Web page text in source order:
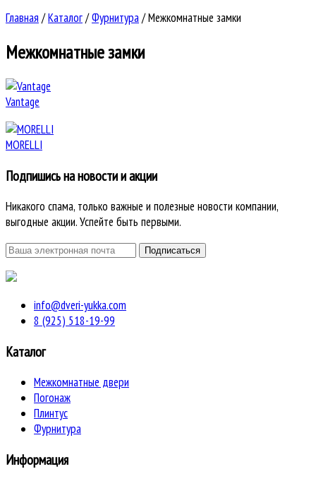
Главная /Каталог/Фурнитура/Межкомнатные замки
Межкомнатные замки
Vantage
MORELLI
Подпишись на новости и акции
Никакого спама, только важные и полезные новости компании,
выгодные акции. Успейте быть первыми.
info@dveri-yukka.com
8 (925) 518-19-99
Каталог
Межкомнатные двери
Погонаж
Плинтус
Фурнитура
Информация